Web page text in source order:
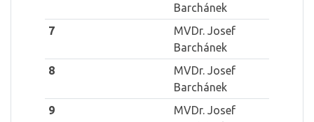
Barchánek
7
MVDr. Josef
Barchánek
8
MVDr. Josef
Barchánek
9
MVDr. Josef